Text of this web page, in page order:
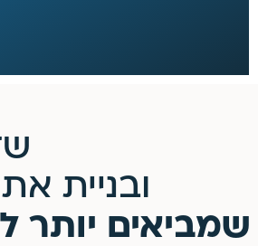
ובניית
שמביאים יותר